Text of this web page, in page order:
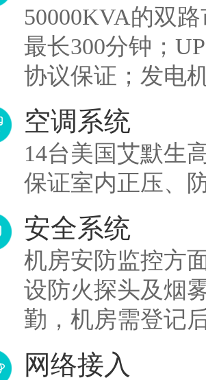
50000KVA的双
最长300分钟；
协议保证；发电
空调系统
14台美国艾默生
保证室内正压、
安全系统
机房安防监控方
设防火探头及烟
勤，机房需登记
网络接入